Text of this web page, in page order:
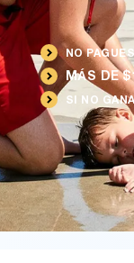
NO
MÁS DE
SI NO